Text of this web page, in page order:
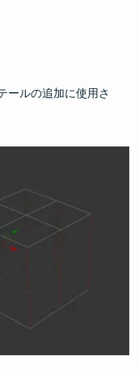
ールの追加に使用さ